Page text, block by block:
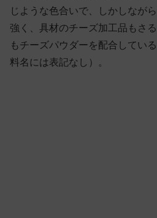
じような色合いで、しかしなが
強く、具材のチーズ加工品もさ
もチーズパウダーを配合してい
料名には表記なし）。